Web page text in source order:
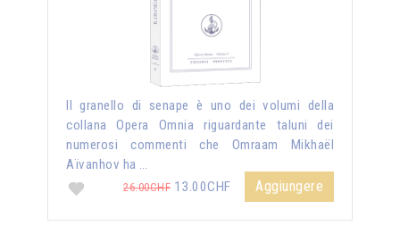
Il granello di senape è uno dei volumi della
collana Opera Omnia riguardante taluni dei
numerosi commenti che Omraam Mikhaël
Aïvanhov ha …
26.00CHF 13.00CHF Aggiungere